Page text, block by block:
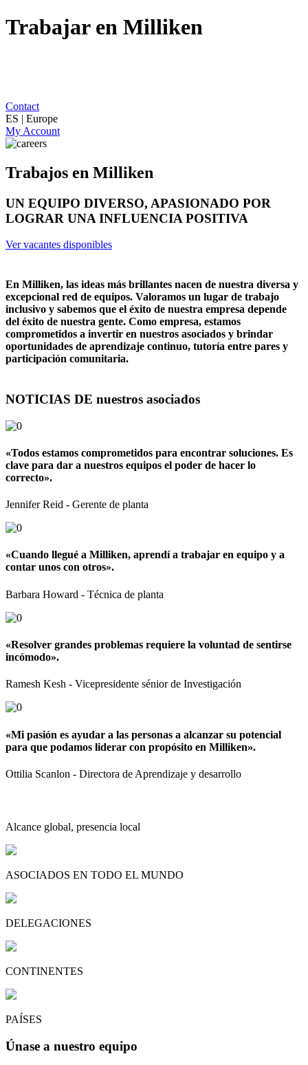
Trabajar en Milliken
Contact
ES | Europe
My Account
Trabajos en Milliken
UN EQUIPO DIVERSO, APASIONADO POR
LOGRAR UNA INFLUENCIA POSITIVA
Ver vacantes disponibles
En Milliken, las ideas más brillantes nacen de nuestra diversa y
excepcional red de equipos. Valoramos un lugar de trabajo
inclusivo y sabemos que el éxito de nuestra empresa depende
del éxito de nuestra gente. Como empresa, estamos
comprometidos a invertir en nuestros asociados y brindar
oportunidades de aprendizaje continuo, tutoría entre pares y
participación comunitaria.
NOTICIAS DE nuestros asociados
«Todos estamos comprometidos para encontrar soluciones. Es
clave para dar a nuestros equipos el poder de hacer lo
correcto».
Jennifer Reid - Gerente de planta
«Cuando llegué a Milliken, aprendí a trabajar en equipo y a
contar unos con otros».
Barbara Howard - Técnica de planta
«Resolver grandes problemas requiere la voluntad de sentirse
incómodo».
Ramesh Kesh - Vicepresidente sénior de Investigación
«Mi pasión es ayudar a las personas a alcanzar su potencial
para que podamos liderar con propósito en Milliken».
Ottilia Scanlon - Directora de Aprendizaje y desarrollo
Alcance global, presencia local
ASOCIADOS EN TODO EL MUNDO
DELEGACIONES
CONTINENTES
PAÍSES
Únase a nuestro equipo